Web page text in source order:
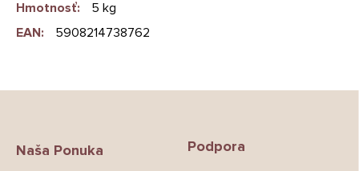
Hmotnosť:
5 kg
EAN: 5908214738762
Naša Ponuka Podpora